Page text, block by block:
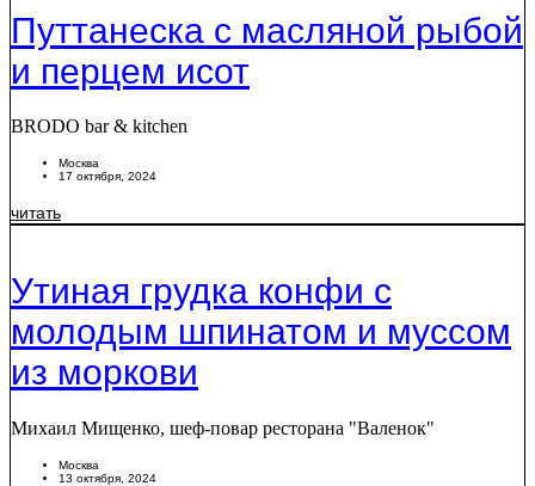
Путтанеска с масляной рыбой
и перцем исот
BRODO bar & kitchen
Москва
17 октября, 2024
читать
Утиная грудка конфи с
молодым шпинатом и муссом
из моркови
Михаил Мищенко, шеф-повар ресторана "Валенок"
Москва
13 октября, 2024